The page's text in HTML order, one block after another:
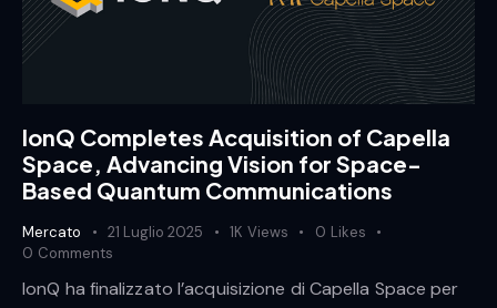
IonQ Completes Acquisition of Capella
Space, Advancing Vision for Space-
Based Quantum Communications
Mercato 21 Luglio 2025 1K Views 0 Likes
0 Comments
IonQ ha finalizzato l’acquisizione di Capella Space per